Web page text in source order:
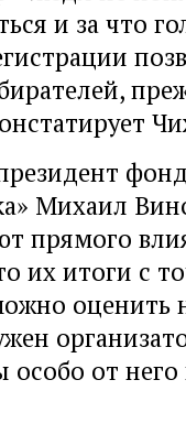
и за что
Михаил
прямого
их итоги с
оценить
от него